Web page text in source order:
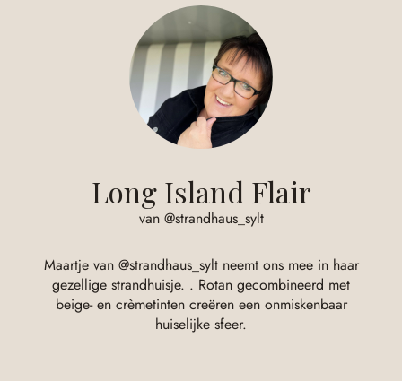
Long Island Flair
van @strandhaus_sylt
Maartje van @strandhaus_sylt neemt ons mee in haar
gezellige strandhuisje. . Rotan gecombineerd met
beige- en crèmetinten creëren een onmiskenbaar
huiselijke sfeer.